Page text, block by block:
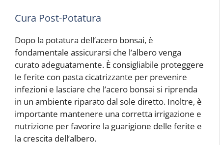
Cura Post-Potatura
Dopo la potatura dell’acero bonsai, è
fondamentale assicurarsi che l’albero venga
curato adeguatamente. È consigliabile proteggere
le ferite con pasta cicatrizzante per prevenire
infezioni e lasciare che l’acero bonsai si riprenda
in un ambiente riparato dal sole diretto. Inoltre, è
importante mantenere una corretta irrigazione e
nutrizione per favorire la guarigione delle ferite e
la crescita dell’albero.